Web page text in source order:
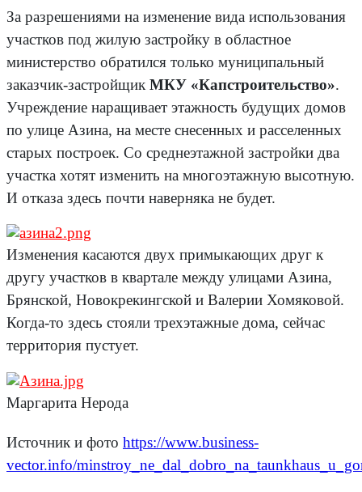
За разрешениями на изменение вида использования
участков под жилую застройку в областное
министерство обратился только муниципальный
заказчик-застройщик МКУ «Капстроительство».
Учреждение наращивает этажность будущих домов
по улице Азина, на месте снесенных и расселенных
старых построек. Со среднеэтажной застройки два
участка хотят изменить на многоэтажную высотную.
И отказа здесь почти наверняка не будет.
Изменения касаются двух примыкающих друг к
другу участков в квартале между улицами Азина,
Брянской, Новокрекингской и Валерии Хомяковой.
Когда-то здесь стояли трехэтажные дома, сейчас
территория пустует.
Маргарита Нерода
Источник и фото https://www.business-
vector.info/